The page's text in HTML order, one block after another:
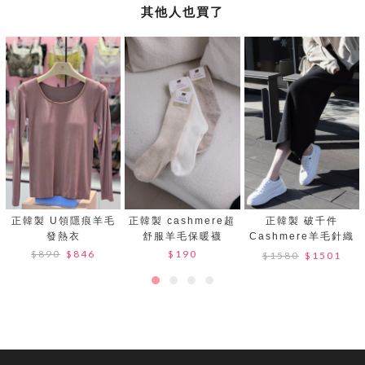
其他人也買了
正韓製 U領隱痕羊毛
發熱衣
$890 $846
正韓製 cashmere超
舒服羊毛保暖襪
$190
正韓製 破千件
Cashmere羊毛針織
裙
$1580 $1501